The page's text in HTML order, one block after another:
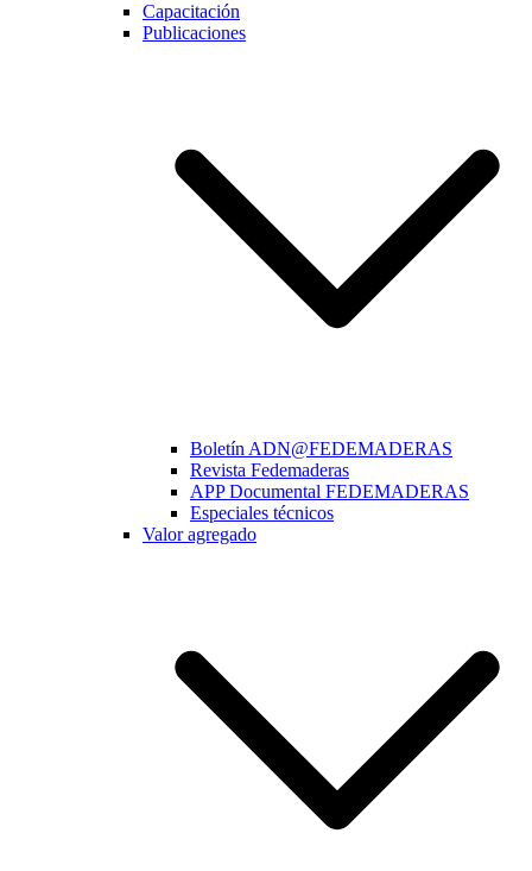
Capacitación
Publicaciones
Boletín ADN@FEDEMADERAS
Revista Fedemaderas
APP Documental FEDEMADERAS
Especiales técnicos
Valor agregado